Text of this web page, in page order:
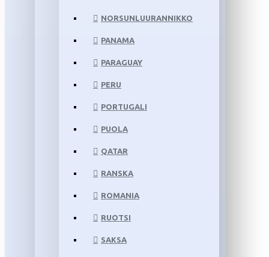
NORSUNLUURANNIKKO
PANAMA
PARAGUAY
PERU
PORTUGALI
PUOLA
QATAR
RANSKA
ROMANIA
RUOTSI
SAKSA